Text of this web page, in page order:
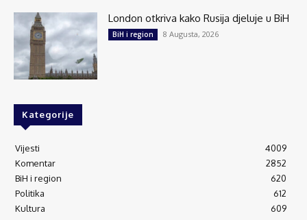
London otkriva kako Rusija djeluje u BiH
BiH i region 8 Augusta, 2026
Kategorije
Vijesti
4009
Komentar
2852
BiH i region
620
Politika
612
Kultura
609